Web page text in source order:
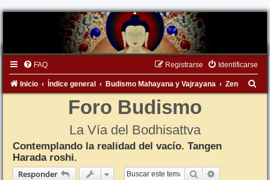
FAQ Identificarse
Registrarse
Inicio Índice general Budismo Mahayana y Vajrayana Zen
Foro Budismo
La Vía del Bodhisattva
Contemplando la realidad del vacío. Tangen
Harada roshi.
Responder
Buscar